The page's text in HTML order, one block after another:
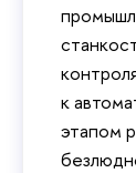
к
этапом